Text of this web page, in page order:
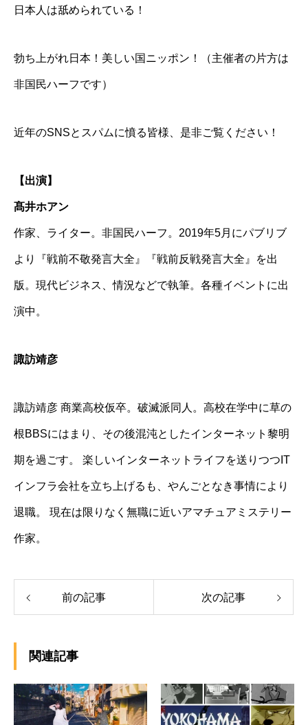
日本人は舐められている！
勃ち上がれ日本！美しい国ニッポン！（主催者の片方は
非国民ハーフです）
近年のSNSとスパムに憤る皆様、是非ご覧ください！
【出演】
髙井ホアン
作家、ライター。非国民ハーフ。2019年5月にパブリブ
より『戦前不敬発言大全』『戦前反戦発言大全』を出
版。現代ビジネス、情況などで執筆。各種イベントに出
演中。
諏訪靖彦
諏訪靖彦 商業高校仮卒。破滅派同人。高校在学中に草の
根BBSにはまり、その後混沌としたインターネット黎明
期を過ごす。 楽しいインターネットライフを送りつつIT
インフラ会社を立ち上げるも、やんごとなき事情により
退職。 現在は限りなく無職に近いアマチュアミステリー
作家。
前の記事 次の記事
関連記事